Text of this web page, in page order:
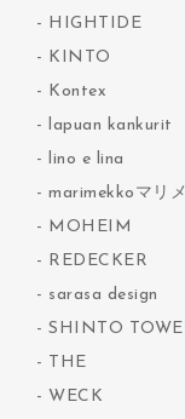
HIGHTIDE
KINTO
Kontex
lapuan kankurit
lino e lina
marimekkoマリ
MOHEIM
REDECKER
sarasa design
SHINTO
THE
WECK